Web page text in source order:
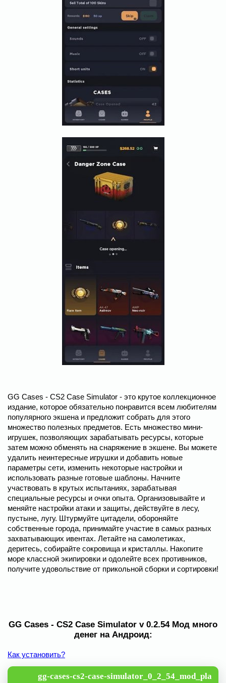
GG Cases - CS2 Case Simulator - это крутое коллекционное
издание, которое обязательно понравится всем любителям
популярного экшена и предложит собрать для этого
множество полезных предметов. Есть множество мини-
игрушек, позволяющих зарабатывать ресурсы, которые
затем можно обменять на снаряжение в экшене. Вы можете
удалить неинтересные игрушки и добавить новые
параметры сети, изменить некоторые настройки и
использовать разные готовые шаблоны. Начните
участвовать в крутых испытаниях, зарабатывая
специальные ресурсы и очки опыта. Организовывайте и
меняйте настройки атаки и защиты, действуйте в лесу,
пустыне, лугу. Штурмуйте цитадели, обороняйте
собственные города, принимайте участие в самых разных
захватывающих ивентах. Летайте на самолетиках,
деритесь, собирайте сокровища и кристаллы. Накопите
море классной экипировки и одолейте всех противников,
получите удовольствие от прикольной сборки и сортировки!
GG Cases - CS2 Case Simulator v 0.2.54 Мод много
денег на Андроид:
Как установить?
gg-cases-cs2-case-simulator_0_2_54_mod_pla